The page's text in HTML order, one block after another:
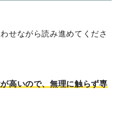
せながら読み進めてくださ
高いので、無理に触らず専